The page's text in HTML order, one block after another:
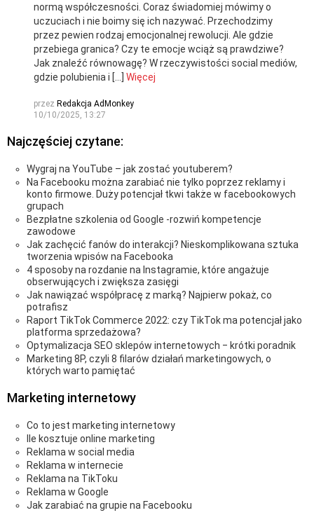
normą współczesności. Coraz świadomiej mówimy o
uczuciach i nie boimy się ich nazywać. Przechodzimy
przez pewien rodzaj emocjonalnej rewolucji. Ale gdzie
przebiega granica? Czy te emocje wciąż są prawdziwe?
Jak znaleźć równowagę? W rzeczywistości social mediów,
gdzie polubienia i […] Więcej
przez Redakcja AdMonkey
10/10/2025, 13:27
Najczęściej czytane:
Wygraj na YouTube – jak zostać youtuberem?
Na Facebooku można zarabiać nie tylko poprzez reklamy i
konto firmowe. Duży potencjał tkwi także w facebookowych
grupach
Bezpłatne szkolenia od Google -rozwiń kompetencje
zawodowe
Jak zachęcić fanów do interakcji? Nieskomplikowana sztuka
tworzenia wpisów na Facebooka
4 sposoby na rozdanie na Instagramie, które angażuje
obserwujących i zwiększa zasięgi
Jak nawiązać współpracę z marką? Najpierw pokaż, co
potrafisz
Raport TikTok Commerce 2022: czy TikTok ma potencjał jako
platforma sprzedażowa?
Optymalizacja SEO sklepów internetowych ‒ krótki poradnik
Marketing 8P, czyli 8 filarów działań marketingowych, o
których warto pamiętać
Marketing internetowy
Co to jest marketing internetowy
Ile kosztuje online marketing
Reklama w social media
Reklama w internecie
Reklama na TikToku
Reklama w Google
Jak zarabiać na grupie na Facebooku